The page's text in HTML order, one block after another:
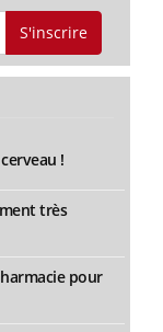
S'inscrire
!
très
pour